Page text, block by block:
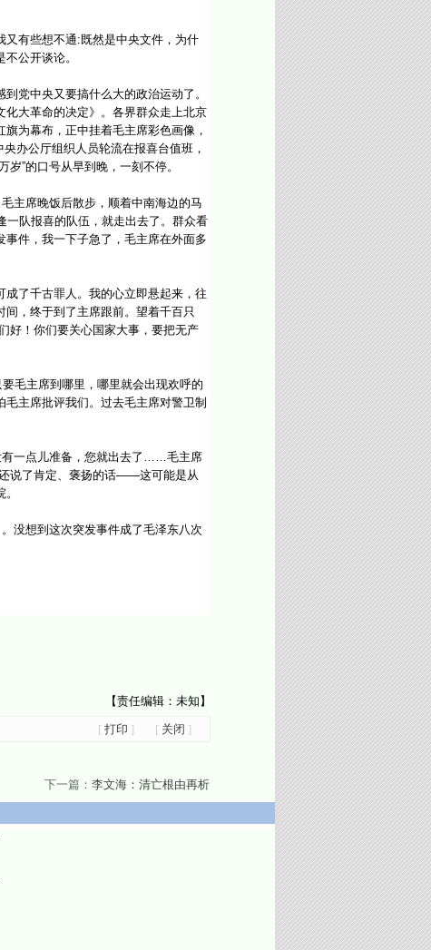
有些想不通:既然是中央文件，为什
公开谈论。
党中央又要搞什么大的政治运动了。
大革命的决定》。各界群众走上北京
为幕布，正中挂着毛主席彩色画像，
办公厅组织人员轮流在报喜台值班，
”的口号从早到晚，一刻不停。
主席晚饭后散步，顺着中南海边的马
一队报喜的队伍，就走出去了。群众看
件，我一下子急了，毛主席在外面多
了千古罪人。我的心立即悬起来，往
，终于到了主席跟前。望着千百只
好！你们要关心国家大事，要把无产
毛主席到哪里，哪里就会出现欢呼的
主席批评我们。过去毛主席对警卫制
一点儿准备，您就出去了……毛主席
说了肯定、褒扬的话——这可能是从
没想到这次突发事件成了毛泽东八次
【责任编辑：未知】
[ 打印 ] [ 关闭 ]
下一篇： 李文海：清亡根由再析